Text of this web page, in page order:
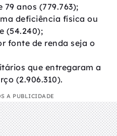
anos (779.763);
deficiência física ou
(54.240);
fonte de renda seja o
que entregaram a
(2.906.310).
A PUBLICIDADE